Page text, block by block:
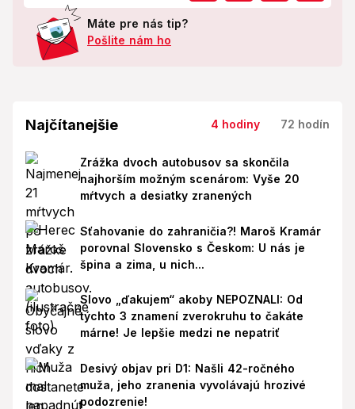
Máte pre nás tip?
Pošlite nám ho
Najčítanejšie 4 hodiny 72 hodín
Zrážka dvoch autobusov sa skončila
najhorším možným scenárom: Vyše 20
mŕtvych a desiatky zranených
Sťahovanie do zahraničia?! Maroš Kramár
porovnal Slovensko s Českom: U nás je
špina a zima, u nich...
Slovo „ďakujem“ akoby NEPOZNALI: Od
týchto 3 znamení zverokruhu to čakáte
márne! Je lepšie medzi ne nepatriť
Desivý objav pri D1: Našli 42-ročného
muža, jeho zranenia vyvolávajú hrozivé
podozrenie!